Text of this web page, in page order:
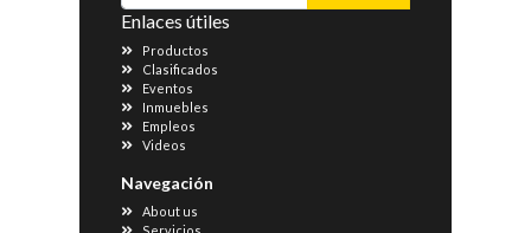
Enlaces útiles
Productos
Clasificados
Eventos
Inmuebles
Empleos
Videos
Navegación
About us